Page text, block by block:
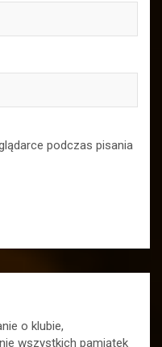
podczas pisania
o klubie,
wszystkich pamiątek